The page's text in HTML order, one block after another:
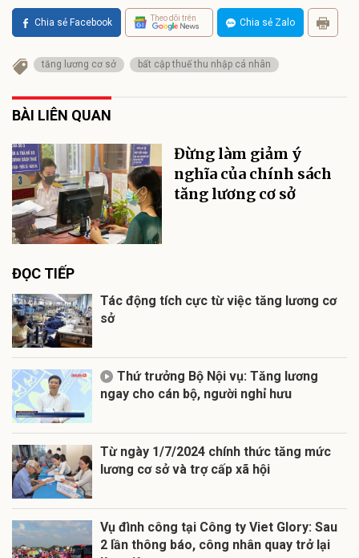
Chia sẻ Facebook Theo dõi trên Chia sẻ Zalo
tăng lương cơ sở bất cập thuế thu nhập cá nhân
BÀI LIÊN QUAN
Đừng làm giảm ý
nghĩa của chính sách
tăng lương cơ sở
ĐỌC TIẾP
Tác động tích cực từ việc tăng lương cơ
sở
Thứ trưởng Bộ Nội vụ: Tăng lương
ngay cho cán bộ, người nghỉ hưu
Từ ngày 1/7/2024 chính thức tăng mức
lương cơ sở và trợ cấp xã hội
Vụ đình công tại Công ty Viet Glory: Sau
2 lần thông báo, công nhân quay trở lại